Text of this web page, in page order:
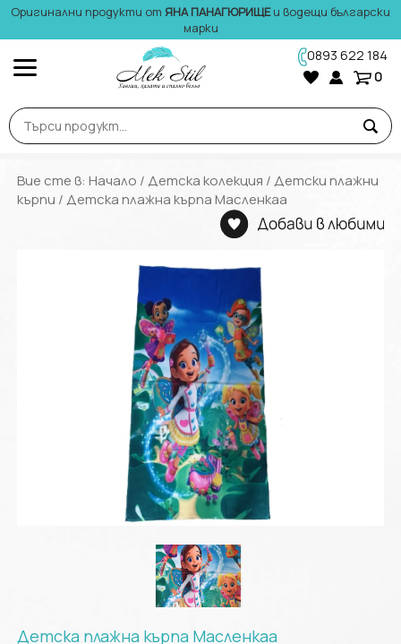
Оригинални продукти от ЯНА ПАНАГЮРИЩЕи водещи български
марки
0893 622 184
0
Вие сте в: Начало /Детска колекция /Детски плажни
кърпи / Детска плажна кърпа Масленкаа
Детска плажна кърпа Масленкаа